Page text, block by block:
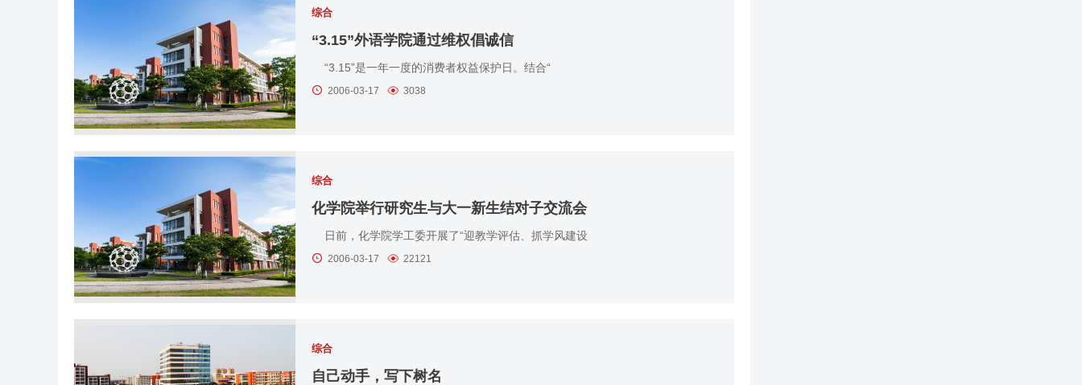
综合
“3.15”外语学院通过维权倡诚信
“3.15”是一年一度的消费者权益保护日。结合“
2006-03-17 3038
综合
化学院举行研究生与大一新生结对子交流会
日前，化学院学工委开展了“迎教学评估、抓学风建设
2006-03-17 22121
综合
自己动手，写下树名